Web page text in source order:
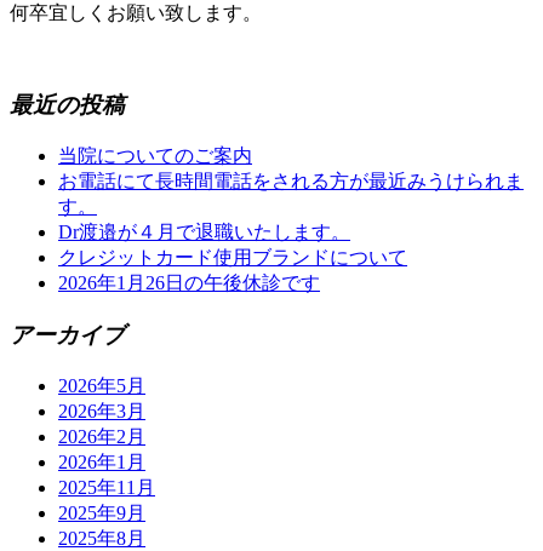
何卒宜しくお願い致します。
最近の投稿
当院についてのご案内
お電話にて長時間電話をされる方が最近みうけられま
す。
Dr渡邉が４月で退職いたします。
クレジットカード使用ブランドについて
2026年1月26日の午後休診です
アーカイブ
2026年5月
2026年3月
2026年2月
2026年1月
2025年11月
2025年9月
2025年8月